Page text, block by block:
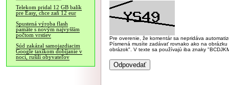
Telekom pridal 12 GB balík
pre Easy, chce zaň 12 eur
Spustená výroba flash
pamäte s novým najvyšším
počtom vrstiev
Súd zakázal samojazdiacim
Google taxíkom dobíjanie v
noci, rušili obyvateľov
Pre overenie, že komentár sa nepridáva
Písmená musíte zadávať rovnako ako na
obrázok". V texte sa používajú iba znaky